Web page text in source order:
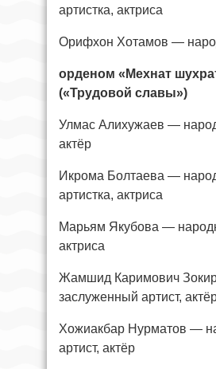
артистка, актриса
Орифхон Хотамов —
орденом «Мехнат
(«Трудовой славы»)
Улмас Алихужаев —
актёр
Икрома Болтаева —
артистка, актриса
Марьям Якубова —
актриса
Жамшид Каримович
заслуженный артист,
Хожиакбар Нурматов —
артист, актёр